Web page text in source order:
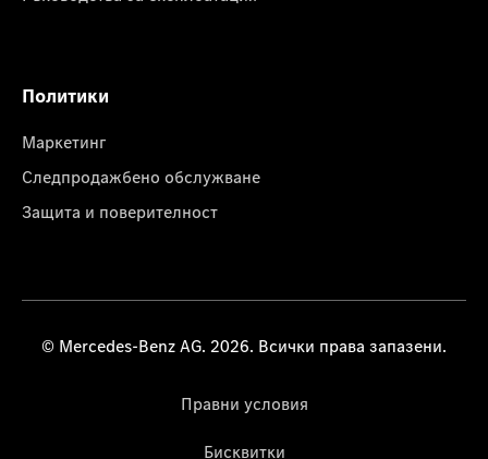
Политики
Маркетинг
Следпродажбено обслужване
Защита и поверителност
© Mercedes-Benz AG. 2026. Всички права запазени.
Правни условия
Бисквитки